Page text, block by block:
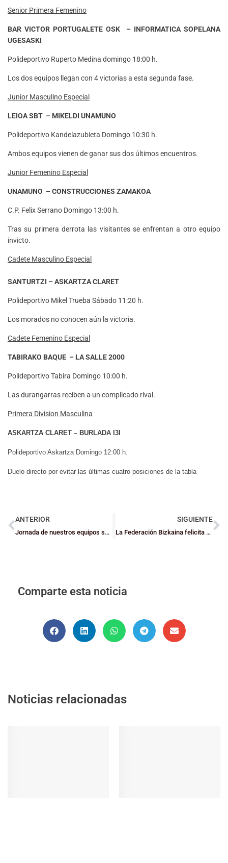
Senior Primera Femenino
BAR VICTOR PORTUGALETE OSK – INFORMATICA SOPELANA
UGESASKI
Polideportivo Ruperto Medina domingo 18:00 h.
Los dos equipos llegan con 4 victorias a esta segunda fase.
Junior Masculino Especial
LEIOA SBT – MIKELDI UNAMUNO
Polideportivo Kandelazubieta Domingo 10:30 h.
Ambos equipos vienen de ganar sus dos últimos encuentros.
Junior Femenino Especial
UNAMUNO – CONSTRUCCIONES ZAMAKOA
C.P. Felix Serrano Domingo 13:00 h.
Tras su primera derrota las visitantes se enfrentan a otro equipo
invicto.
Cadete Masculino Especial
SANTURTZI – ASKARTZA CLARET
Polideportivo Mikel Trueba Sábado 11:20 h.
Los morados no conocen aún la victoria.
Cadete Femenino Especial
TABIRAKO BAQUE – LA SALLE 2000
Polideportivo Tabira Domingo 10:00 h.
Las durangarras reciben a un complicado rival.
Primera Division Masculina
ASKARTZA CLARET – BURLADA I3I
Polideportivo Askartza Domingo 12:00 h.
Duelo directo por evitar las últimas cuatro posiciones de la tabla
ANTERIOR
Jornada de nuestros equipos seniors en competiciones autonómicas (23-24 enero)
SIGUIENTE
La Federación Bizkaina felicita a la Federación Gipuzkoana por su 75 aniversario
Comparte esta noticia
Noticias relacionadas